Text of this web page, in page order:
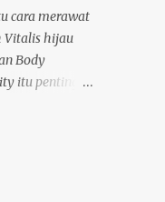
dimulai. Di
tengah
tidak
rumah.
cara merawat
Vitalis hijau
Body
itu penting